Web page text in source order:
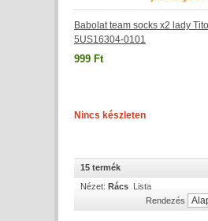
Babolat team socks x2 lady
5US16304-0101
999 Ft
Nincs készleten
15 termék
Nézet: Rács Lista
Rendezés